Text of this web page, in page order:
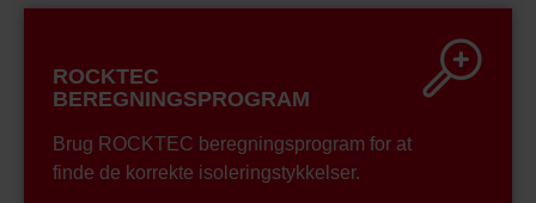
ROCKTEC
BEREGNINGSPROGRAM
Brug ROCKTEC beregningsprogram for at
finde de korrekte isoleringstykkelser.